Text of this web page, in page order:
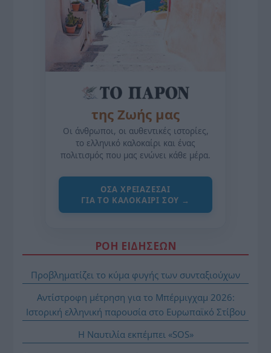
της Ζωής μας
Οι άνθρωποι, οι αυθεντικές ιστορίες,
το ελληνικό καλοκαίρι και ένας
πολιτισμός που μας ενώνει κάθε μέρα.
ΌΣΑ ΧΡΕΙΆΖΕΣΑΙ
ΓΙΑ ΤΟ ΚΑΛΟΚΑΊΡΙ ΣΟΥ →
ΡΟΗ ΕΙΔΗΣΕΩΝ
Προβληματίζει το κύμα φυγής των συνταξιούχων
Αντίστροφη μέτρηση για το Μπέρμιγχαμ 2026:
Ιστορική ελληνική παρουσία στο Ευρωπαϊκό Στίβου
Η Ναυτιλία εκπέμπει «SOS»